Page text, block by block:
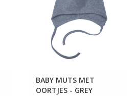
BABY MUTS MET
OORTJES - GREY